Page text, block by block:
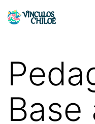
Saltar
Vínculos
Base